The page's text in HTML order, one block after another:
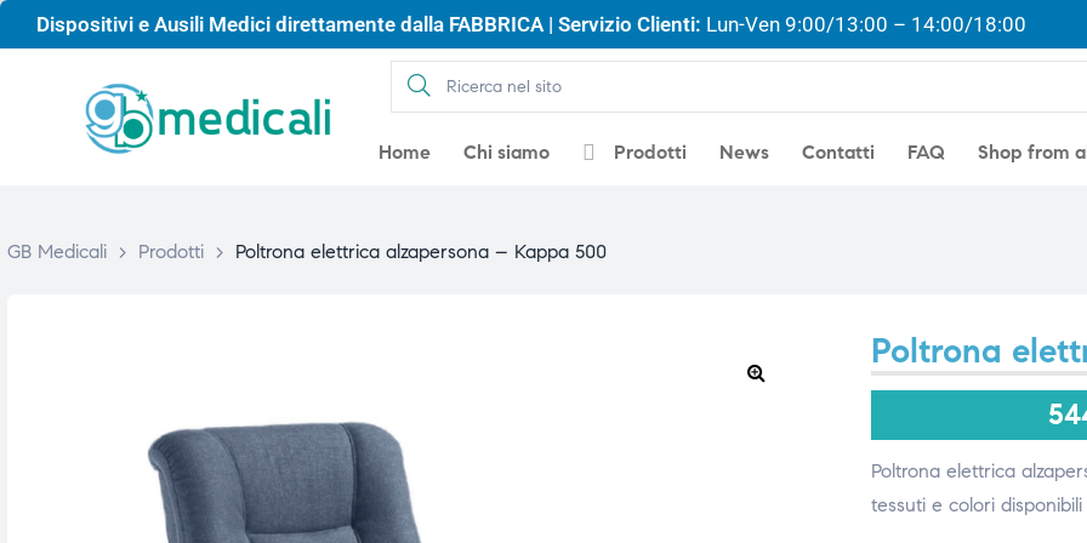
Dispositivi e Ausili Medici direttamente dalla FABBRICA | Servizio Clienti: Lun-Ven 9:00/13:00 – 14:00/18:00
Home Chi siamo Prodotti News Contatti FAQ Shop from
GB Medicali > Prodotti > Poltrona elettrica alzapersona – Kappa 500
Poltrona
Poltrona elettrica
tessuti e colori